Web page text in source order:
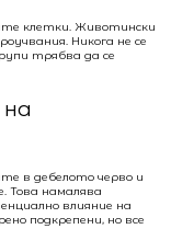
клетки. Животински
Никога не се
трябва да се
на
в дебелото черво и
Това намалява
влияние на
подкрепени, но все